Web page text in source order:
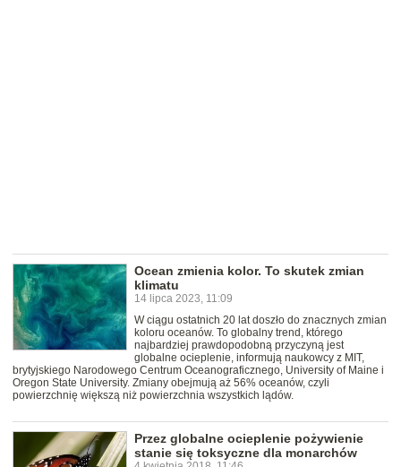
Ocean zmienia kolor. To skutek zmian
klimatu
14 lipca 2023, 11:09
W ciągu ostatnich 20 lat doszło do znacznych zmian
koloru oceanów. To globalny trend, którego
najbardziej prawdopodobną przyczyną jest
globalne ocieplenie, informują naukowcy z MIT,
brytyjskiego Narodowego Centrum Oceanograficznego, University of Maine i
Oregon State University. Zmiany obejmują aż 56% oceanów, czyli
powierzchnię większą niż powierzchnia wszystkich lądów.
Przez globalne ocieplenie pożywienie
stanie się toksyczne dla monarchów